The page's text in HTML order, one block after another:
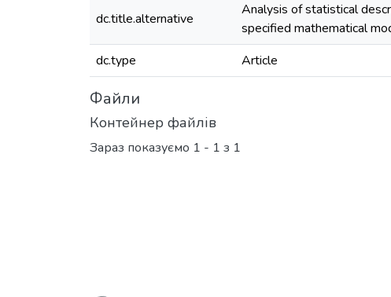
dc.title.alternative
Analysis of statistical
specified mathematical
dc.type Article
Файли
Контейнер файлів
Зараз показуємо 1 - 1 з 1